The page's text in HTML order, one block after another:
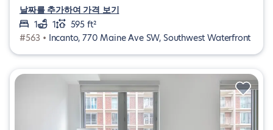
날짜를 추가하여 가격 보기
1
1
595 ft²
#563 • Incanto, 770 Maine Ave SW, Southwest Waterfront